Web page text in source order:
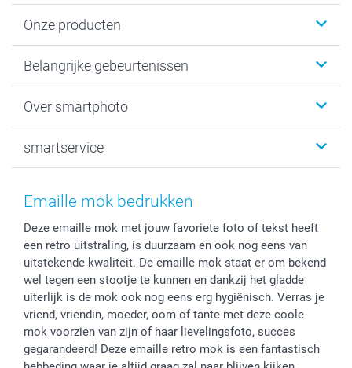
Onze producten
Fotogeschenken
Fotoprints, Fotoposter & Fotoalbum met fotoprints
MyNameBook
Stickers en Etiketten
Fotokalenders & Fotoagenda's
Belangrijke gebeurtenissen
Baby
Communie- en Lentefeest
Geschenken voor hem
Moederdag
Vaderdag
Verjaardag
Geboorte
Over smartphoto
Duurzaamheid
Voorwaarden
Klachtenregeling
Wettelijke garantie
Privacybeleid
Cookiebeleid
Prijslijst
Jobs & Stages
Investor Relations
smartservice
smartgarantie
Betalingsmogelijkheden
Grote bestellingen
Levering
Mijn orderstatus
smartfriends
Emaille mok bedrukken
Deze emaille mok met jouw favoriete foto of tekst heeft
een retro uitstraling, is duurzaam en ook nog eens van
uitstekende kwaliteit. De emaille mok staat er om bekend
wel tegen een stootje te kunnen en dankzij het gladde
uiterlijk is de mok ook nog eens erg hygiënisch. Verras je
vriend, vriendin, moeder, oom of tante met deze coole
mok voorzien van zijn of haar lievelingsfoto, succes
gegarandeerd! Deze emaille retro mok is een fantastisch